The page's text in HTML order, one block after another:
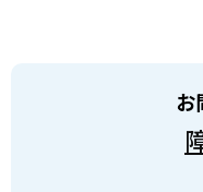
お